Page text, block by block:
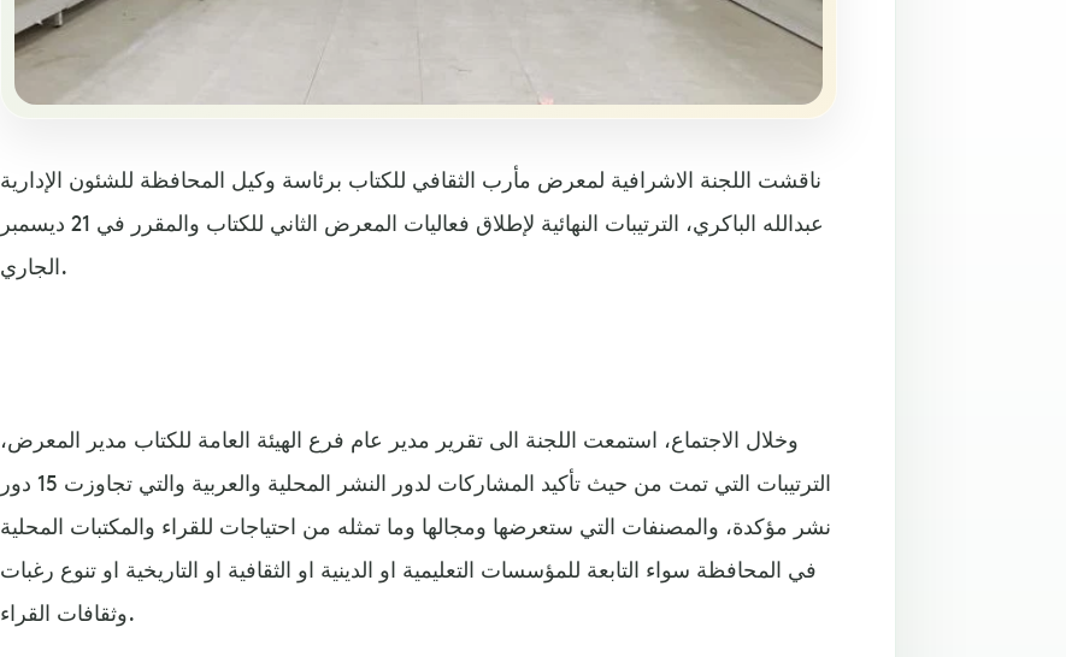
ناقشت اللجنة الاشرافية لمعرض مأرب الثقافي للكتاب برئاسة وكيل المحافظة للشئون الإدارية
عبدالله الباكري، الترتيبات النهائية لإطلاق فعاليات المعرض الثاني للكتاب والمقرر في 21 ديسمبر
الجاري.
وخلال الاجتماع، استمعت اللجنة الى تقرير مدير عام فرع الهيئة العامة للكتاب مدير المعرض،
الترتيبات التي تمت من حيث تأكيد المشاركات لدور النشر المحلية والعربية والتي تجاوزت 15 دور
نشر مؤكدة، والمصنفات التي ستعرضها ومجالها وما تمثله من احتياجات للقراء والمكتبات المحلية
في المحافظة سواء التابعة للمؤسسات التعليمية او الدينية او الثقافية او التاريخية او تنوع رغبات
وثقافات القراء.